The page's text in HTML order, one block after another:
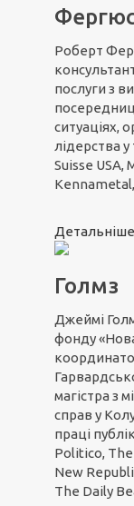
Роберт
послуги з
ситуаціях,
лідерства у
Suisse USA,
Детальніше
Голмз
Джеймі
фонду
магістра з
справ у
праці
Politico,
New
The Daily